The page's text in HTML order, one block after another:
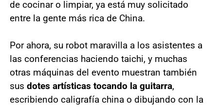
de cocinar o limpiar, ya está muy solicitado
entre la gente más rica de China.
Por ahora, su robot maravilla a los asistentes a
las conferencias haciendo taichi, y muchas
otras máquinas del evento muestran también
sus dotes artísticas tocando la guitarra,
escribiendo caligrafía china o dibujando con la